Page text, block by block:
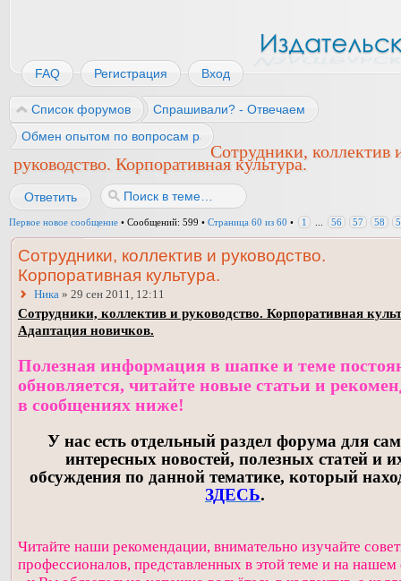
FAQ Регистрация Вход
Список форумов
Спрашивали? - Отвечаем
Обмен опытом по вопросам работы
Сотрудники, коллектив
руководство. Корпоративная культура.
Ответить
Первое новое сообщение • Сообщений: 599 • Страница 60 из 60 • 1 56 57 58
Сотрудники, коллектив и руководство.
Корпоративная культура.
Ника » 29 сен 2011, 12:11
Сотрудники, коллектив и руководство. Корпоративная
Адаптация новичков.
Полезная информация в шапке и теме
обновляется, читайте новые статьи и
в сообщениях ниже!
У нас есть отдельный раздел форума для
интересных новостей, полезных статей и
обсуждения по данной тематике, который
ЗДЕСЬ.
Читайте наши рекомендации, внимательно изучайте
профессионалов, представленных в этой теме и на